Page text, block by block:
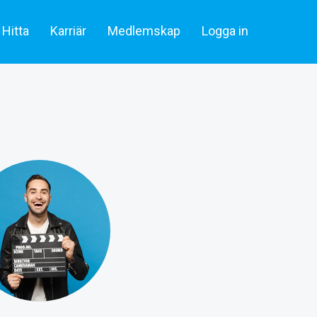
Hitta
& statister
Karriär
Artiklar
Medlemskap
Skådespelare & Statister
Logga in